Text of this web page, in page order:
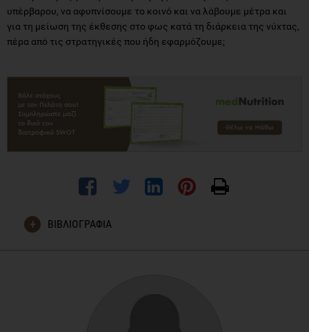
υπέρβαρου, να αφυπνίσουμε το κοινό και να λάβουμε μέτρα και
για τη μείωση της έκθεσης στο φως κατά τη διάρκεια της νύχτας,
πέρα από τις στρατηγικές που ήδη εφαρμόζουμε;
ΒΙΒΛΙΟΓΡΑΦΙΑ